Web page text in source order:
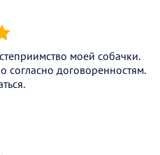
моей собачки.
согласно договоренностям.